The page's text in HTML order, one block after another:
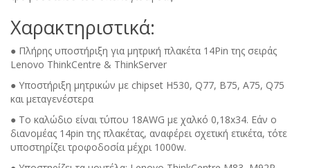
Χαρακτηριστικά:
● Πλήρης υποστήριξη για μητρική πλακέτα 14Pin της σειράς
Lenovo ThinkCentre & ThinkServer
● Υποστήριξη μητρικών με chipset H530, Q77, B75, A75, Q75
και μεταγενέστερα
● Το καλώδιο είναι τύπου 18AWG με χαλκό 0,18x34. Εάν ο
διανομέας 14pin της πλακέτας, αναφέρει σχετική ετικέτα, τότε
υποστηρίζει τροφοδοσία μέχρι 1000w.